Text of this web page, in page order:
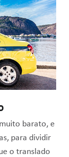
barato, e
para dividir
o translado